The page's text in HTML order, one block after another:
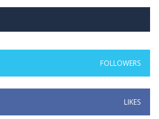
FOLLOWERS
LIKES